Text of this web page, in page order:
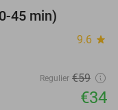
45 min)
9.6 star
Regulier €59
€34